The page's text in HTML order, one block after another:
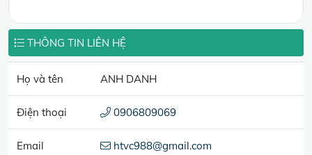
THÔNG TIN LIÊN HỆ
Họ và tên ANH DANH
Điện thoại 0906809069
Email htvc988@gmail.com